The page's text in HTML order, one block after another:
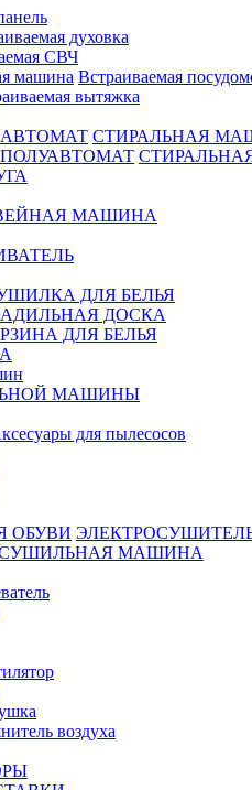
духовка
СВЧ
Встраиваемая
вытяжка
СТИРАЛЬНАЯ
МАШИНА
ДЛЯ БЕЛЬЯ
ДОСКА
ДЛЯ БЕЛЬЯ
МАШИНЫ
для пылесосов
МАШИНА
воздуха